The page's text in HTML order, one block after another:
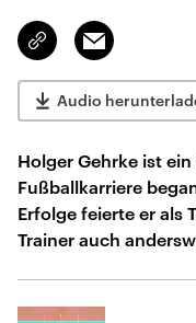
Link
kopieren/teilen
Email
Audio
Holger Gehrke ist
Fußballkarriere
Erfolge feierte er als
Trainer auch